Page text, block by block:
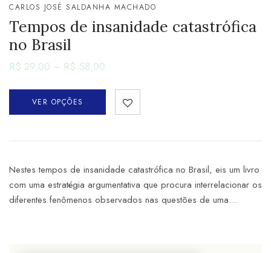
CARLOS JOSÉ SALDANHA MACHADO
Tempos de insanidade catastrófica
no Brasil
R$ 29,00 – R$ 58,00
VER OPÇÕES
Nestes tempos de insanidade catastrófica no Brasil, eis um livro
com uma estratégia argumentativa que procura interrelacionar os
diferentes fenômenos observados nas questões de uma…